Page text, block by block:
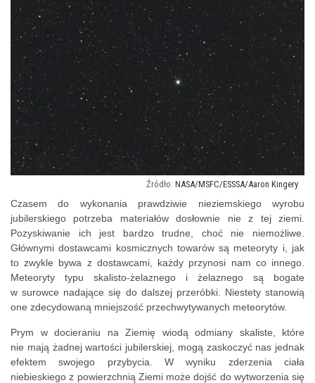
NASA/MSFC/ESSSA/Aaron Kingery
Czasem do wykonania prawdziwie nieziemskiego wyrobu
jubilerskiego potrzeba materiałówdosłownie nie z tej ziemi.
Pozyskiwanie ich jest bardzo trudne, choć nie niemożliwe.
Głównymi dostawcami kosmicznych towarów są meteoryty i, jak
to zwykle bywa z dostawcami, każdy przynosi nam co innego.
Meteoryty typu skalisto-żelaznego i żelaznego są bogate
w surowce nadające się do dalszej przeróbki. Niestety stanowią
one zdecydowaną mniejszość przechwytywanych meteorytów.
Prym w docieraniu na Ziemię wiodą odmiany skaliste, które
nie mają żadnej wartości jubilerskiej, mogą zaskoczyć nas jednak
efektem swojego przybycia. W wyniku zderzenia ciała
niebieskiego z powierzchnią Ziemi może dojść do wytworzenia się